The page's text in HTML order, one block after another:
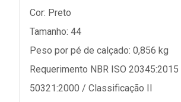
Cor: Preto
Tamanho: 44
Peso por pé de calçado: 0,856 kg
Requerimento NBR ISO 20345:2015
50321:2000 / Classificação II